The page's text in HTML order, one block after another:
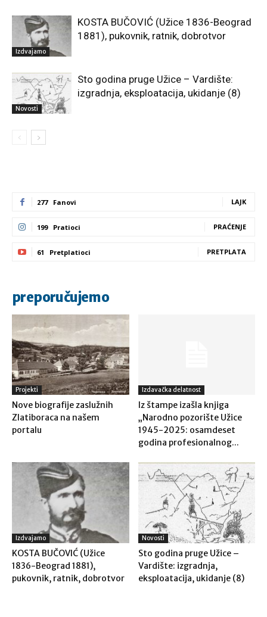
Izdvajamo
KOSTA BUČOVIĆ (Užice 1836-Beograd
1881), pukovnik, ratnik, dobrotvor
Novosti
Sto godina pruge Užice – Vardište:
izgradnja, eksploatacija, ukidanje (8)
277 Fanovi LAJK
199 Pratioci PRAĆENJE
61 Pretplatioci PRETPLATA
preporučujemo
Projekti
Nove biografije zaslužnih
Zlatiboraca na našem
portalu
Izdavačka delatnost
Iz štampe izašla knjiga
„Narodno pozorište Užice
1945-2025: osamdeset
godina profesionalnog...
Izdvajamo
KOSTA BUČOVIĆ (Užice
1836-Beograd 1881),
pukovnik, ratnik, dobrotvor
Novosti
Sto godina pruge Užice –
Vardište: izgradnja,
eksploatacija, ukidanje (8)